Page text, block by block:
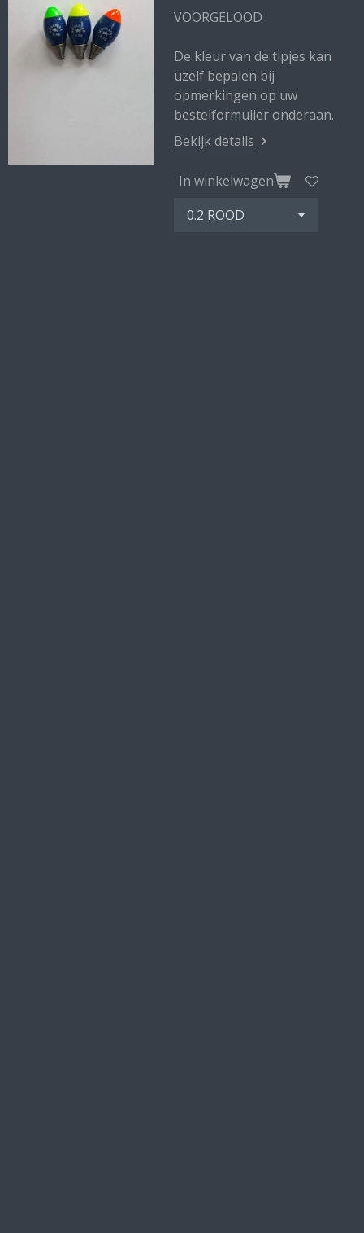
VOORGELOOD
De kleur van de tipjes kan
uzelf bepalen bij
opmerkingen op uw
bestelformulier onderaan.
Bekijk details
In winkelwagen